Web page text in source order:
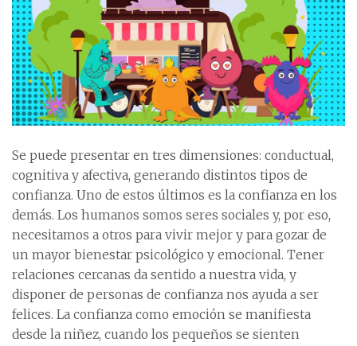
Se puede presentar en tres dimensiones: conductual,
cognitiva y afectiva, generando distintos tipos de
confianza. Uno de estos últimos es la confianza en los
demás. Los humanos somos seres sociales y, por eso,
necesitamos a otros para vivir mejor y para gozar de
un mayor bienestar psicológico y emocional. Tener
relaciones cercanas da sentido a nuestra vida, y
disponer de personas de confianza nos ayuda a ser
felices. La confianza como emoción se manifiesta
desde la niñez, cuando los pequeños se sienten